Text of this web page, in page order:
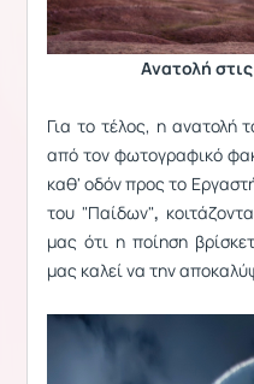
Aνατολή
Για το τέλος, η ανατολή
από τον φωτογραφικό
καθ' οδόν προς το
του "Παίδων",
μας ότι η ποίηση
μας καλεί να την